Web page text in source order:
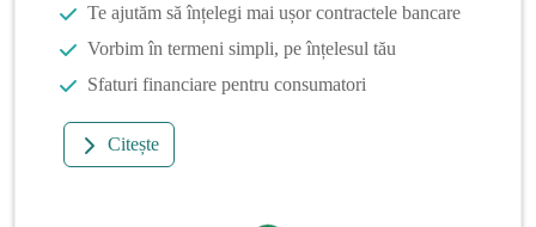
Te ajutăm să înțelegi mai ușor contractele bancare
Vorbim în termeni simpli, pe înțelesul tău
Sfaturi financiare pentru consumatori
Citește